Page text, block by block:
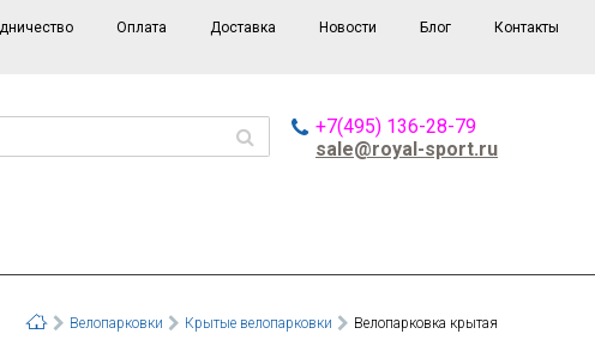
Оплата Доставка Новости Блог Контакты
+7(495) 136-28-79
sale@royal-sport.ru
Велопарковки Крытые велопарковки Велопарковка крытая